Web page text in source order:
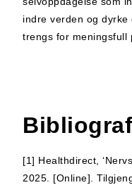
indre verden og dyrke
trengs for meningsfull
[1] Healthdirect,
2025. [Online].